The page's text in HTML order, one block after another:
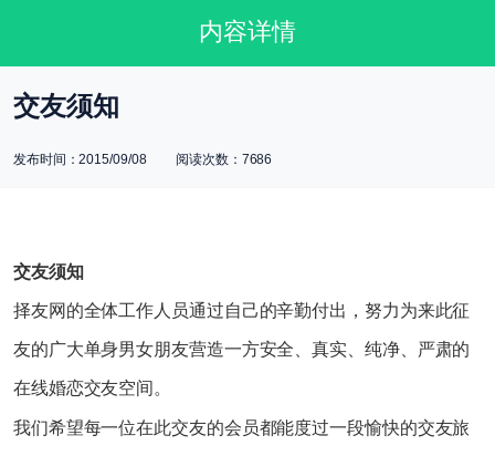
内容详情
交友须知
发布时间：2015/09/08 阅读次数：7686
交友须知
择友网的全体工作人员通过自己的辛勤付出，努力为来此征
友的广大单身男女朋友营造一方安全、真实、纯净、严肃的
在线婚恋交友空间。
我们希望每一位在此交友的会员都能度过一段愉快的交友旅